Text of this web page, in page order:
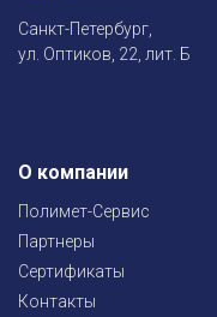
Санкт-Петербург,
ул. Оптиков, 22, лит. Б
О компании
Полимет-Сервис
Партнеры
Сертификаты
Контакты